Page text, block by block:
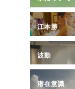
江本勝
波動
潜在意識